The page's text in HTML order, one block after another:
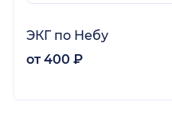
ЭКГ по Небу
от 400 ₽